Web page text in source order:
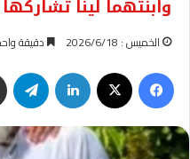
وابنتهما لينا
الخميس : 2026/6/18 دقيقة
فيسبوك لينكدإن